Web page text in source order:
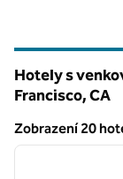
Hotely s
Francisco,CA
Zobrazení 20
Zobrazení 20
1 z 12